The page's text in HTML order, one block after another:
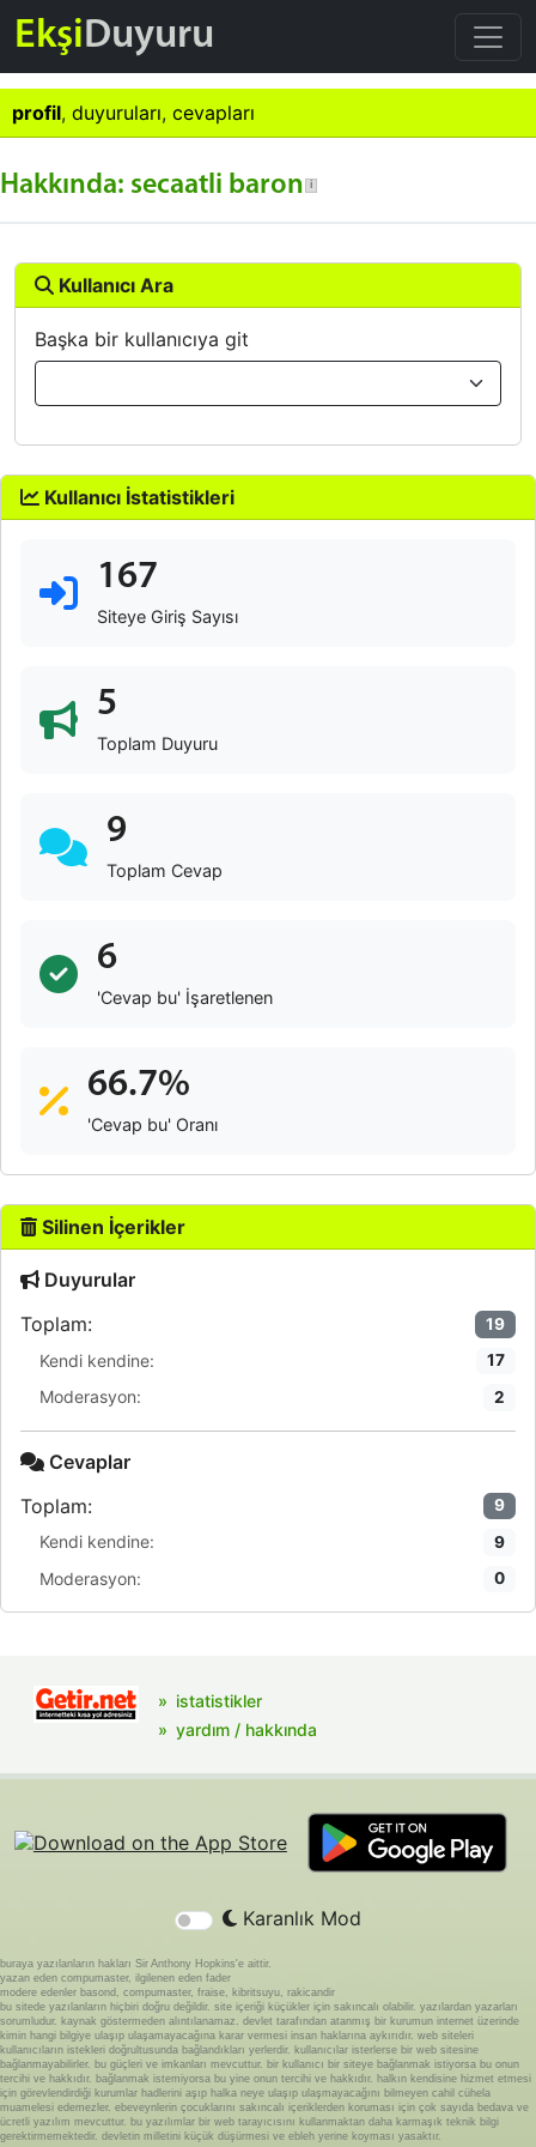
EkşiDuyuru
profil, duyuruları, cevapları
Hakkında: secaatli baron
Kullanıcı Ara
Başka bir kullanıcıya git
Kullanıcı İstatistikleri
167
Siteye Giriş Sayısı
5
Toplam Duyuru
9
Toplam Cevap
6
'Cevap bu' İşaretlenen
66.7%
'Cevap bu' Oranı
Silinen İçerikler
Duyurular
Toplam:
19
Kendi kendine: 17
Moderasyon: 2
Cevaplar
Toplam:
9
Kendi kendine: 9
Moderasyon: 0
istatistikler
yardım / hakkında
Karanlık Mod
buraya yazılanların hakları Sir Anthony Hopkins'e aittir.
yazan eden compumaster, ilgilenen eden fader
modere edenler basond, compumaster, fraise, kibritsuyu, rakicandir
bu sitede yazılanların hiçbiri doğru değildir. site içeriği küçükler için sakıncalı olabilir. yazılardan yazarları
sorumludur. kaynak göstermeden alıntılanamaz. devlet tarafından atanmış bir kurumun internet üzerinde
kimin hangi bilgiye ulaşıp ulaşamayacağına karar vermesi insan haklarına aykırıdır. web siteleri
kullanıcıların istekleri doğrultusunda bağlandıkları yerlerdir. kullanıcılar isterlerse bir web sitesine
bağlanmayabilirler. bu güçleri ve imkanları mevcuttur. bir kullanıcı bir siteye bağlanmak istiyorsa bu onun
tercihi ve hakkıdır. bağlanmak istemiyorsa bu yine onun tercihi ve hakkıdır. halkın kendisine hizmet etmesi
için görevlendirdiği kurumlar hadlerini aşıp halka neye ulaşıp ulaşmayacağını bilmeyen cahil cühela
muamelesi edemezler. ebeveynlerin çocuklarını sakıncalı içeriklerden koruması için çok sayıda bedava ve
ücretli yazılım mevcuttur. bu yazılımlar bir web tarayıcısını kullanmaktan daha karmaşık teknik bilgi
gerektirmemektedir. devletin milletini küçük düşürmesi ve ebleh yerine koyması yasaktır.